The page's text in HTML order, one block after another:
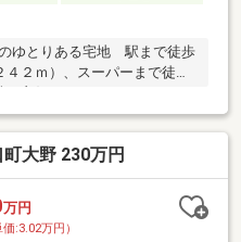
ゆとりある宅地 駅まで徒歩
２ｍ）、スーパーまで徒歩
大野 230万円
万円
価:3.02万円）